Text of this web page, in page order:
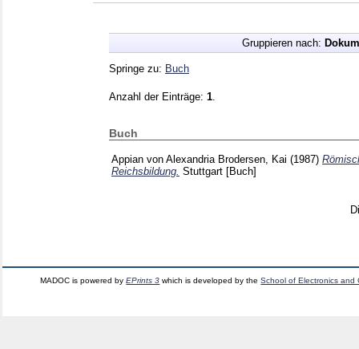
Gruppieren nach:
Springe zu: Buch
Anzahl der Einträge: 1
Buch
Appian von Alexandria Brodersen, Kai (1987)
Reichsbildung. Stuttgart [Buch]
MADOC is powered byEPrints 3 which is developed by theSchool of Electronics and